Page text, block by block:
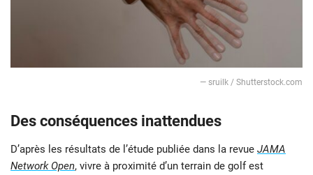
— sruilk / Shutterstock.com
Des conséquences inattendues
D’après les résultats de l’étude publiée dans la revue JAMA
Network Open, vivre à proximité d’un terrain de golf est